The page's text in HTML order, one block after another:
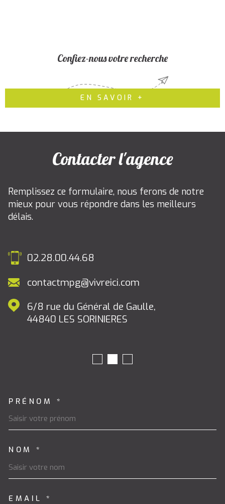
Confiez-nous votre recherche
EN SAVOIR +
Contacter l'agence
Remplissez ce formulaire, nous ferons de notre
mieux pour vous répondre dans les meilleurs
délais.
02.28.00.44.68
contactmpg@vivreici.com
6/8 rue du Général de Gaulle,
44840
LES SORINIERES
PRÉNOM *
NOM *
EMAIL *